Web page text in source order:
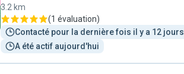
3.2 km
(1 évaluation)
Contacté pour la dernière fois il y a 12 jours
A été actif aujourd'hui